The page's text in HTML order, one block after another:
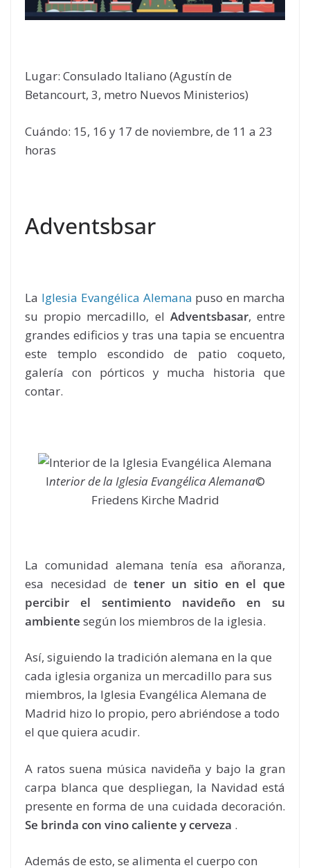
Lugar: Consulado Italiano (Agustín de
Betancourt, 3, metro Nuevos Ministerios)
Cuándo: 15, 16 y 17 de noviembre, de 11 a 23
horas
Adventsbsar
La Iglesia Evangélica Alemana puso en marcha
su propio mercadillo, el Adventsbasar, entre
grandes edificios y tras una tapia se encuentra
este templo escondido de patio coqueto,
galería con pórticos y mucha historia que
contar.
Interior de la Iglesia Evangélica Alemana©
Friedens Kirche Madrid
La comunidad alemana tenía esa añoranza,
esa necesidad de tener un sitio en el que
percibir el sentimiento navideño en su
ambiente según los miembros de la iglesia.
Así, siguiendo la tradición alemana en la que
cada iglesia organiza un mercadillo para sus
miembros, la Iglesia Evangélica Alemana de
Madrid hizo lo propio, pero abriéndose a todo
el que quiera acudir.
A ratos suena música navideña y bajo la gran
carpa blanca que despliegan, la Navidad está
presente en forma de una cuidada decoración.
Se brinda con vino caliente y cerveza .
Además de esto, se alimenta el cuerpo con